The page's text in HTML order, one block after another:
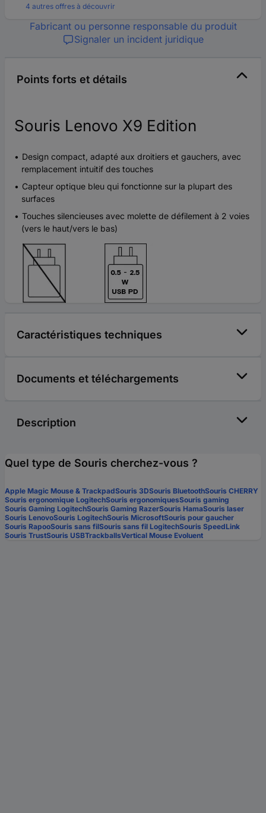
4 autres offres à découvrir
Fabricant ou personne responsable du produit
Signaler un incident juridique
Points forts et détails
Souris Lenovo X9 Edition
Design compact, adapté aux droitiers et gauchers, avec
remplacement intuitif des touches
Capteur optique bleu qui fonctionne sur la plupart des
surfaces
Touches silencieuses avec molette de défilement à 2 voies
(vers le haut/vers le bas)
Caractéristiques techniques
Documents et téléchargements
Description
Quel type de Souris cherchez-vous ?
Apple Magic Mouse & TrackpadSouris 3DSouris BluetoothSouris CHERRY
Souris ergonomique LogitechSouris ergonomiquesSouris gaming
Souris Gaming LogitechSouris Gaming RazerSouris HamaSouris laser
Souris LenovoSouris LogitechSouris MicrosoftSouris pour gaucher
Souris RapooSouris sans filSouris sans fil LogitechSouris SpeedLink
Souris TrustSouris USBTrackballsVertical Mouse Evoluent